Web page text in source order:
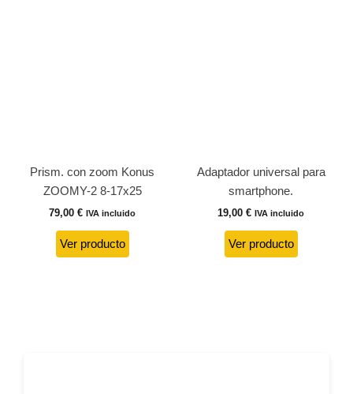
Prism. con zoom Konus
ZOOMY-2 8-17x25
79,00 € IVA incluido
Ver producto
Adaptador universal para
smartphone.
19,00 € IVA incluido
Ver producto